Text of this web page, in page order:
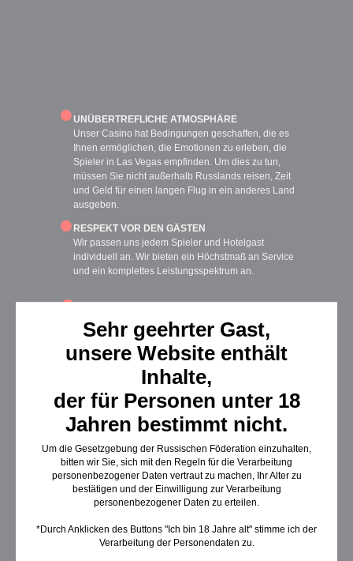
Sehr geehrter Gast,
unsere Website enthält
Inhalte,
der für Personen unter 18
Jahren bestimmt nicht.
Um die Gesetzgebung der Russischen Föderation einzuhalten,
bitten wir Sie, sich mit den Regeln für die Verarbeitung
personenbezogener Daten vertraut zu machen, Ihr Alter zu
bestätigen und der Einwilligung zur Verarbeitung
personenbezogener Daten zu erteilen.
*Durch Anklicken des Buttons "Ich bin 18 Jahre alt" stimme ich der
Verarbeitung der Personendaten zu.
UNÜBERTREFLICHE ATMOSPHÄRE
Unser Casino hat Bedingungen geschaffen, die es
Ihnen ermöglichen, die Emotionen zu erleben, die
Spieler in Las Vegas empfinden. Um dies zu tun,
müssen Sie nicht außerhalb Russlands reisen, Zeit
und Geld für einen langen Flug in ein anderes Land
ausgeben.
RESPEKT VOR DEN GÄSTEN
Wir passen uns jedem Spieler und Hotelgast
individuell an. Wir bieten ein Höchstmaß an Service
und ein komplettes Leistungsspektrum an.
Wir beachten die Etikette des Spiels. Wir verwenden
zertifizierte Automaten, bei denen die Gewinnchance
nicht unterschätzt wird.
•
•
•
•
•
•
•
•
•
•
•
KONTAKTE
Telefon
8 800 600 1 777
8 4012 30 01 00